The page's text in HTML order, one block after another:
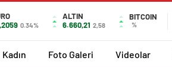
0.34%
ALTIN
6.660,21 2,58
BITCOIN
%
Kadın Foto Galeri Videolar